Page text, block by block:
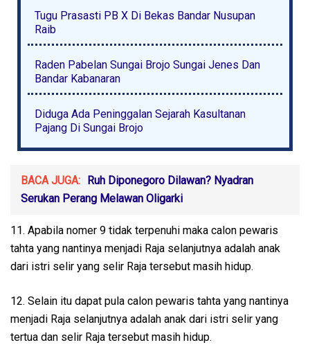
Tugu Prasasti PB X Di Bekas Bandar Nusupan
Raib
Raden Pabelan Sungai Brojo Sungai Jenes Dan
Bandar Kabanaran
Diduga Ada Peninggalan Sejarah Kasultanan
Pajang Di Sungai Brojo
BACA JUGA: Ruh Diponegoro Dilawan? Nyadran
Serukan Perang Melawan Oligarki
11. Apabila nomer 9 tidak terpenuhi maka calon pewaris
tahta yang nantinya menjadi Raja selanjutnya adalah anak
dari istri selir yang selir Raja tersebut masih hidup.
12. Selain itu dapat pula calon pewaris tahta yang nantinya
menjadi Raja selanjutnya adalah anak dari istri selir yang
tertua dan selir Raja tersebut masih hidup.